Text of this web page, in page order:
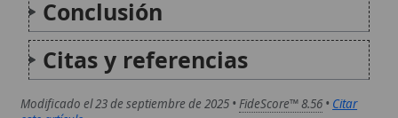
La Ascensión de Jesús es un evento
fundamental en la fe cristiana, que
conmemora la elevación de Jesucristo al cielo,
en presencia de sus discípulos, cuarenta días
después de su Resurrección. Este misterio
marca la culminación de la vida terrenal...